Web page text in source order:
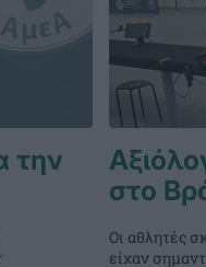
την
στο
Οι αθλητές
είχαν